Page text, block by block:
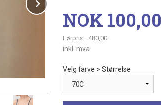
Tilbud
NOK 100,00
Førpris: 480,00
Rabatt
inkl. mva.
Velg farve > Størrelse